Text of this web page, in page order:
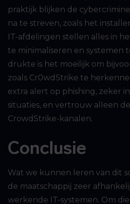
praktijk blijken de
na te streven, zoals het
IT-afdelingen stellen alles in
te minimaliseren en systemen
drukte is het moeilijk om
zoals Cr0wdStrike te
extra alert op phishing, zeker
situaties, en vertrouw alleen
CrowdStrike-kanalen.
Conclusie
Wat we kunnen leren van dit
de maatschappij zeer
werkende IT-systemen. Om